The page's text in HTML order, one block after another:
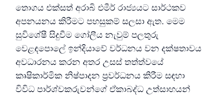
තොගය එක්සත් අරාබි එමීර් රාජ්‍යයට සාර්ථකව
අපනයනය කිරීමට පහසුකම් සලසා ඇත. මෙම
සුවිශේෂී සිදුවීම ගෝලීය නැවුම් පලතුරු
වෙළඳපොලේ ඉන්දියාවේ වර්ධනය වන දක්ෂතාවය
අවධාරනය කරන අතර උසස් තත්ත්වයේ
කෘෂිකාර්මික නිෂ්පාදන ප්‍රවර්ධනය කිරීම සඳහා
විවිධ පාර්ශ්වකරුවන්ගේ ඒකාබද්ධ උත්සාහයන්